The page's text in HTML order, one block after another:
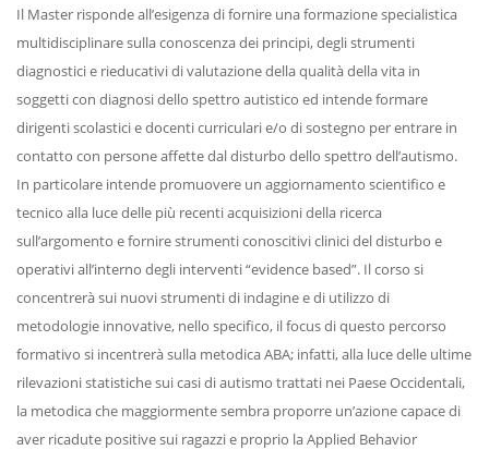
Il Master risponde all’esigenza di fornire una formazione specialistica
multidisciplinare sulla conoscenza dei principi, degli strumenti
diagnostici e rieducativi di valutazione della qualità della vita in
soggetti con diagnosi dello spettro autistico ed intende formare
dirigenti scolastici e docenti curriculari e/o di sostegno per entrare in
contatto con persone affette dal disturbo dello spettro dell’autismo.
In particolare intende promuovere un aggiornamento scientifico e
tecnico alla luce delle più recenti acquisizioni della ricerca
sull’argomento e fornire strumenti conoscitivi clinici del disturbo e
operativi all’interno degli interventi “evidence based”. Il corso si
concentrerà sui nuovi strumenti di indagine e di utilizzo di
metodologie innovative, nello specifico, il focus di questo percorso
formativo si incentrerà sulla metodica ABA; infatti, alla luce delle ultime
rilevazioni statistiche sui casi di autismo trattati nei Paese Occidentali,
la metodica che maggiormente sembra proporre un’azione capace di
aver ricadute positive sui ragazzi e proprio la Applied Behavior